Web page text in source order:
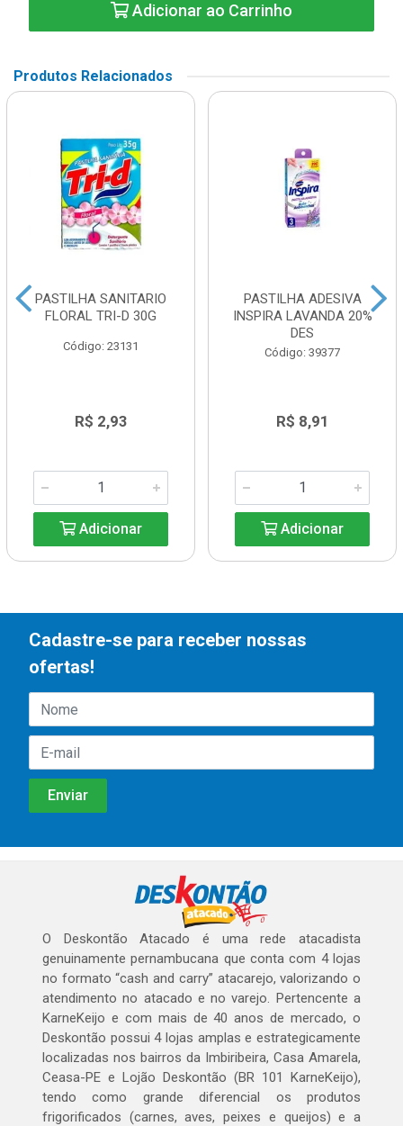
Adicionar ao Carrinho
Produtos Relacionados
PASTILHA SANITARIO
FLORAL TRI-D 30G
Código: 23131
R$ 2,93
Adicionar
PASTILHA ADESIVA
INSPIRA LAVANDA 20%
DES
Código: 39377
R$ 8,91
Adicionar
Cadastre-se para receber nossas
ofertas!
O Deskontão Atacado é uma rede atacadista
genuinamente pernambucana que conta com 4 lojas
no formato “cash and carry” atacarejo, valorizando o
atendimento no atacado e no varejo. Pertencente a
KarneKeijo e com mais de 40 anos de mercado, o
Deskontão possui 4 lojas amplas e estrategicamente
localizadas nos bairros da Imbiribeira, Casa Amarela,
Ceasa-PE e Lojão Deskontão (BR 101 KarneKeijo),
tendo como grande diferencial os produtos
frigorificados (carnes, aves, peixes e queijos) e a